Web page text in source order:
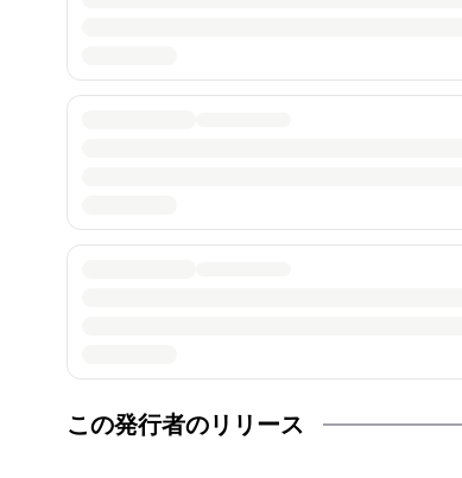
この発行者のリリース